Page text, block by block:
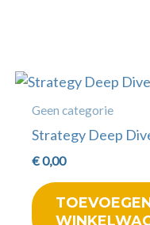
Geen categorie
Strategy Deep
€0,00